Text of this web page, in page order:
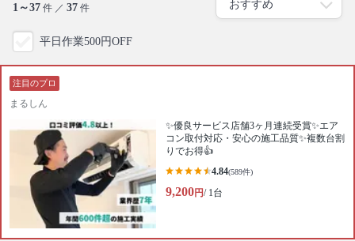
1～37 件 ／ 37 件
平日作業500円OFF
注目のプロ
まるしん
✨優良サービス店舗3ヶ月連続受賞✨エア
コン取付対応・安心の施工品質✨複数台割
りでお得👍
4.84(589件)
9,200円/ 1台